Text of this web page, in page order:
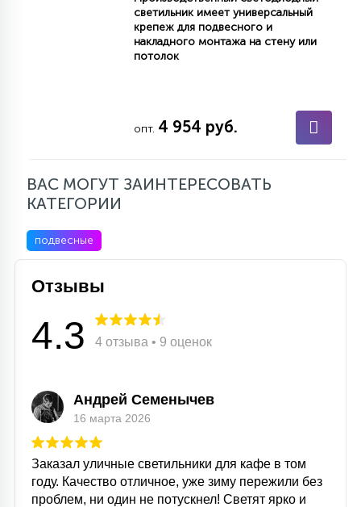
С УПРАВЛЕНИЕМ
светильник имеет универсальный
крепеж для подвесного и
накладного монтажа на стену или
потолок
опт. 4 954 руб.
ВАС МОГУТ ЗАИНТЕРЕСОВАТЬ
КАТЕГОРИИ
подвесные
Отзывы
4.3 4 отзыва • 9 оценок
Андрей Семенычев
16 марта 2026
Заказал уличные светильники для кафе в том
году. Качество отличное, уже зиму пережили без
проблем, ни один не потускнел! Светят ярко и